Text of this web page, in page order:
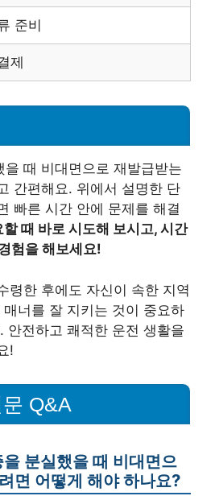
준비
제
을 때 비대면으로 재발급받는
간편해요. 위에서 설명한 단
빠른 시간 안에 문제를 해결
할 때 바로 시도해 보시고, 시간
험을 해보세요!
령한 후에도 자신이 속한 지역
너를 잘 지키는 것이 중요하
안전하고 쾌적한 운전 생활을
!
Q&A
분실했을 때 비대면으
면 어떻게 해야 하나요?